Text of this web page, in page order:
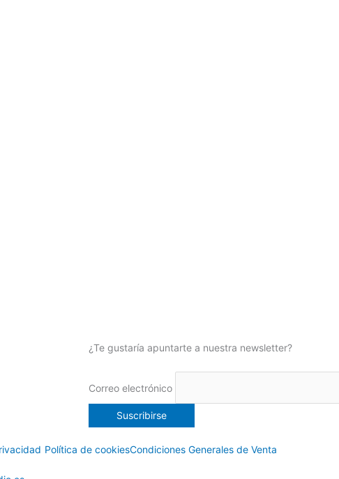
¿Te gustaría apuntarte a nuestra newsletter?
Correo electrónico
Política de cookiesCondiciones Generales de Venta